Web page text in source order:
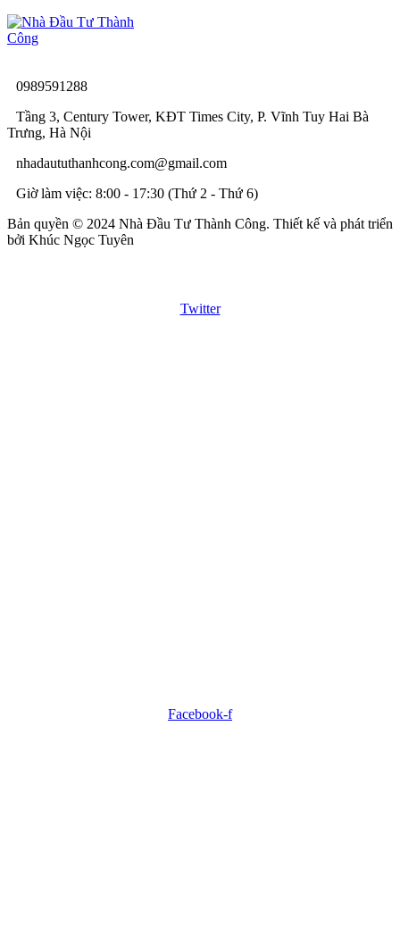
0989591288
Tầng 3, Century Tower, KĐT Times City, P. Vĩnh Tuy Hai Bà
Trưng, Hà Nội
nhadaututhanhcong.com@gmail.com
Giờ làm việc: 8:00 - 17:30 (Thứ 2 - Thứ 6)
Bản quyền © 2024 Nhà Đầu Tư Thành Công. Thiết kế và phát triển
bởi Khúc Ngọc Tuyên
Twitter
Facebook-f